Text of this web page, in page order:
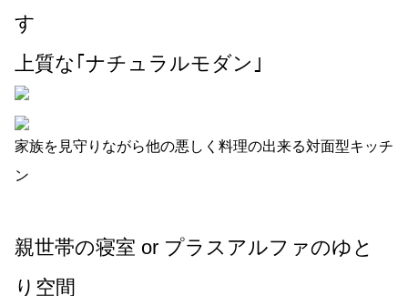
す
上質な｢ナチュラルモダン｣
家族を見守りながら他の悪しく料理の出来る対面型キッチ
ン
親世帯の寝室 or プラスアルファのゆと
り空間